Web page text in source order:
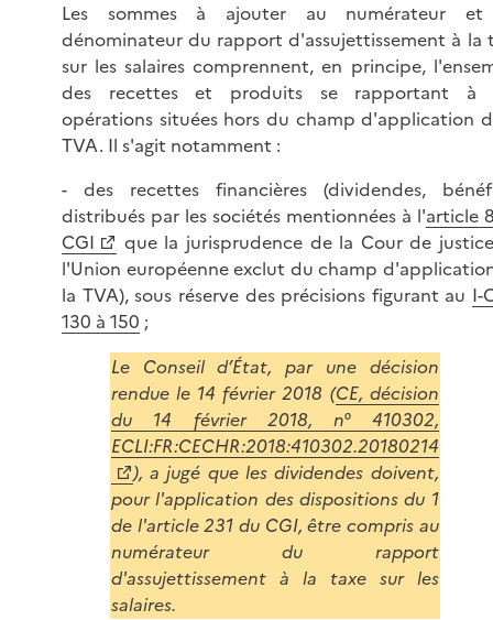
Les sommes à ajouter au numérateur
dénominateur du rapport d'assujettissement à la
sur les salaires comprennent, en principe,
des recettes et produits se rapportant à
opérations situées hors du champ d'application
TVA. Il s'agit notamment :
- des recettes financières (dividendes,
distribués par les sociétés mentionnées à l'article
CGI
que la jurisprudence de la Cour de
l'Union européenne exclut du champ
la TVA), sous réserve des précisions figurant au I-
130 à 150 ;
Le Conseil d’État, par une décision
rendue le 14 février 2018 (CE, décision
du 14 février 2018, n° 410302,
ECLI:FR:CECHR:2018:410302.20180214
), a jugé que les dividendes doivent,
pour l'application des dispositions du 1
de l'article 231 du CGI, être compris au
numérateur du rapport
d'assujettissement à la taxe sur les
salaires.